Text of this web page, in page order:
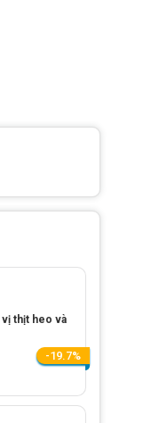
thịt heo và
-19.7%